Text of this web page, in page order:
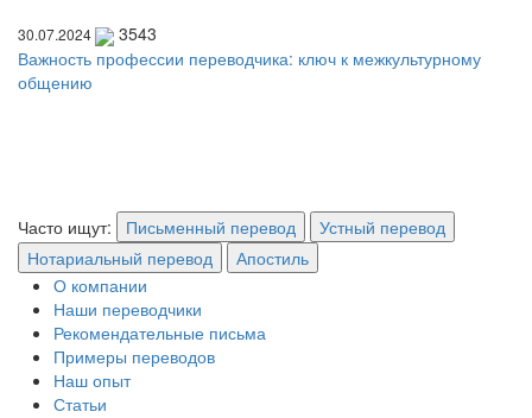
30.07.2024
3543
Важность профессии переводчика: ключ к межкультурному
общению
Часто ищут: Письменный перевод
Устный перевод
Нотариальный перевод
Апостиль
О компании
Наши переводчики
Рекомендательные письма
Примеры переводов
Наш опыт
Статьи